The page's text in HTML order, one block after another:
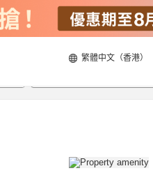
繁體中文（香港）